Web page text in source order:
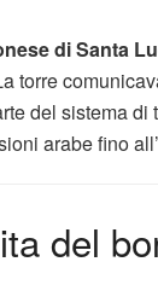
di Santa
torre
del sistema di
arabe fino
del